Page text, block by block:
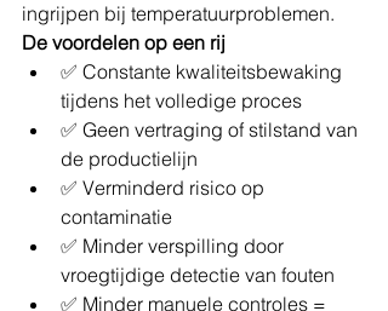
ingrijpen bij temperatuurproblemen.
De voordelen op een rij
✅ Constante kwaliteitsbewaking
tijdens het volledige proces
✅ Geen vertraging of stilstand van
de productielijn
✅ Verminderd risico op
contaminatie
✅ Minder verspilling door
vroegtijdige detectie van fouten
✅ Minder manuele controles =